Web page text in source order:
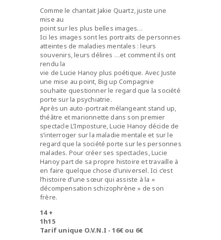
Comme le chantait Jakie Quartz, juste une
mise au
point sur les plus belles images…
Ici les images sont les portraits de personnes
atteintes de maladies mentales : leurs
souvenirs, leurs délires …et comment ils ont
rendu la
vie de Lucie Hanoy plus poétique. Avec Juste
une mise au point, Big up Compagnie
souhaite questionner le regard que la société
porte sur la psychiatrie.
Après un auto-portrait mélangeant stand up,
théâtre et marionnette dans son premier
spectacle L’Imposture, Lucie Hanoy décide de
s’interroger sur la maladie mentale et sur le
regard que la société porte sur les personnes
malades. Pour créer ses spectacles, Lucie
Hanoy part de sa propre histoire et travaille à
en faire quelque chose d’universel. Ici c’est
l’histoire d’une sœur qui assiste à la «
décompensation schizophrène » de son
frère.
14 +
1h15
Tarif unique O.V.N.I - 16€ ou 6€